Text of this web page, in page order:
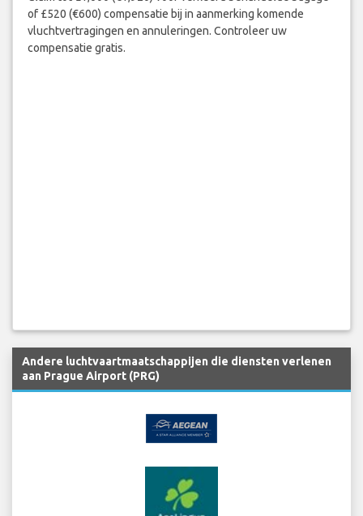
of £520 (€600) compensatie bij in aanmerking komende
vluchtvertragingen en annuleringen. Controleer uw
compensatie gratis.
Andere luchtvaartmaatschappijen die diensten verlenen
aan Prague Airport (PRG)